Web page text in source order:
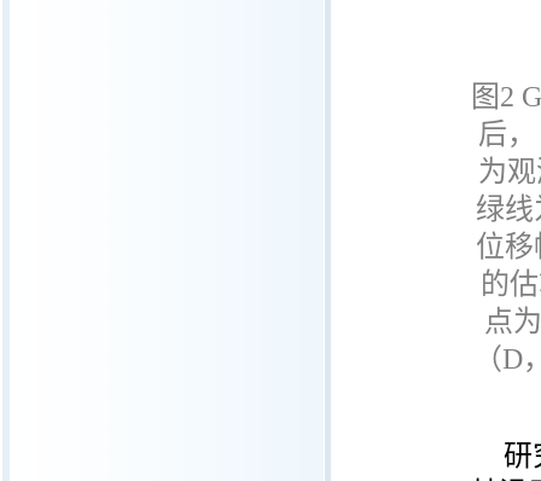
图2
后
为
绿
位
的
点
（D
研